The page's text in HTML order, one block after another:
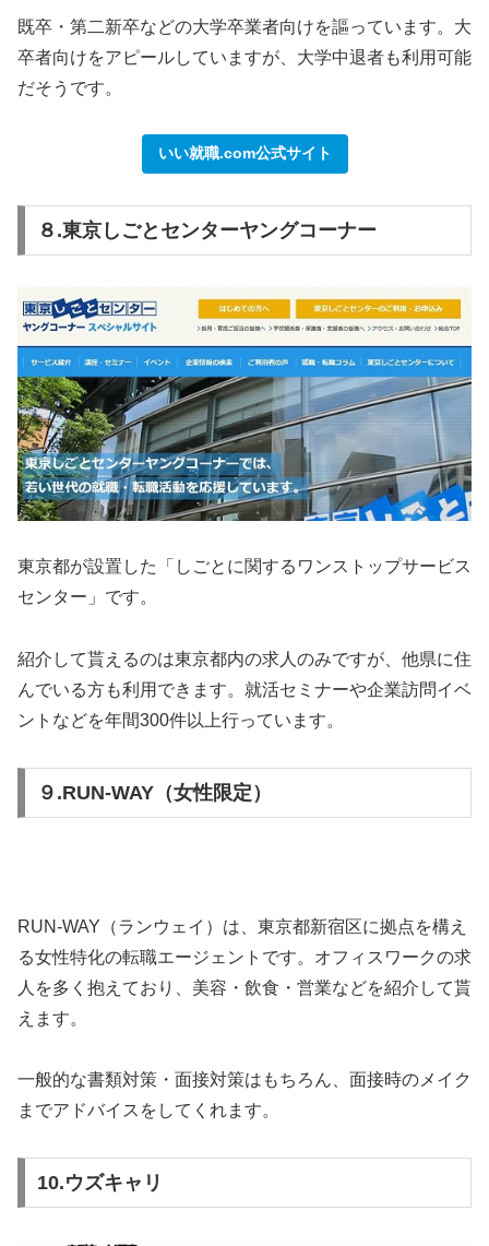
既卒・第二新卒などの大学卒業者向けを謳っています。大
卒者向けをアピールしていますが、大学中退者も利用可能
だそうです。
いい就職.com公式サイト
８.東京しごとセンターヤングコーナー
東京都が設置した「しごとに関するワンストップサービス
センター」です。
紹介して貰えるのは東京都内の求人のみですが、他県に住
んでいる方も利用できます。就活セミナーや企業訪問イベ
ントなどを年間300件以上行っています。
９.RUN-WAY（女性限定）
RUN-WAY（ランウェイ）は、東京都新宿区に拠点を構え
る女性特化の転職エージェントです。オフィスワークの求
人を多く抱えており、美容・飲食・営業などを紹介して貰
えます。
一般的な書類対策・面接対策はもちろん、面接時のメイク
までアドバイスをしてくれます。
10.ウズキャリ